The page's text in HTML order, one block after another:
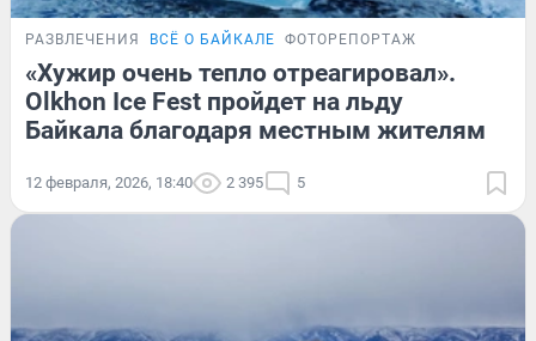
РАЗВЛЕЧЕНИЯ ВСЁ О БАЙКАЛЕ ФОТОРЕПОРТАЖ
«Хужир очень тепло отреагировал».
Olkhon Ice Fest пройдет на льду
Байкала благодаря местным жителям
12 февраля, 2026, 18:40 2 395 5